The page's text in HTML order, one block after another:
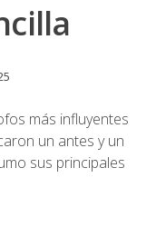
más influyentes
un antes y un
sus principales